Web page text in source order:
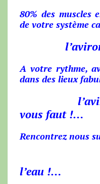
80% des muscles
de votre système
l’aviron
A votre rythme,
dans des lieux
l’aviron
vous faut !…
Rencontrez nous
l’eau !…